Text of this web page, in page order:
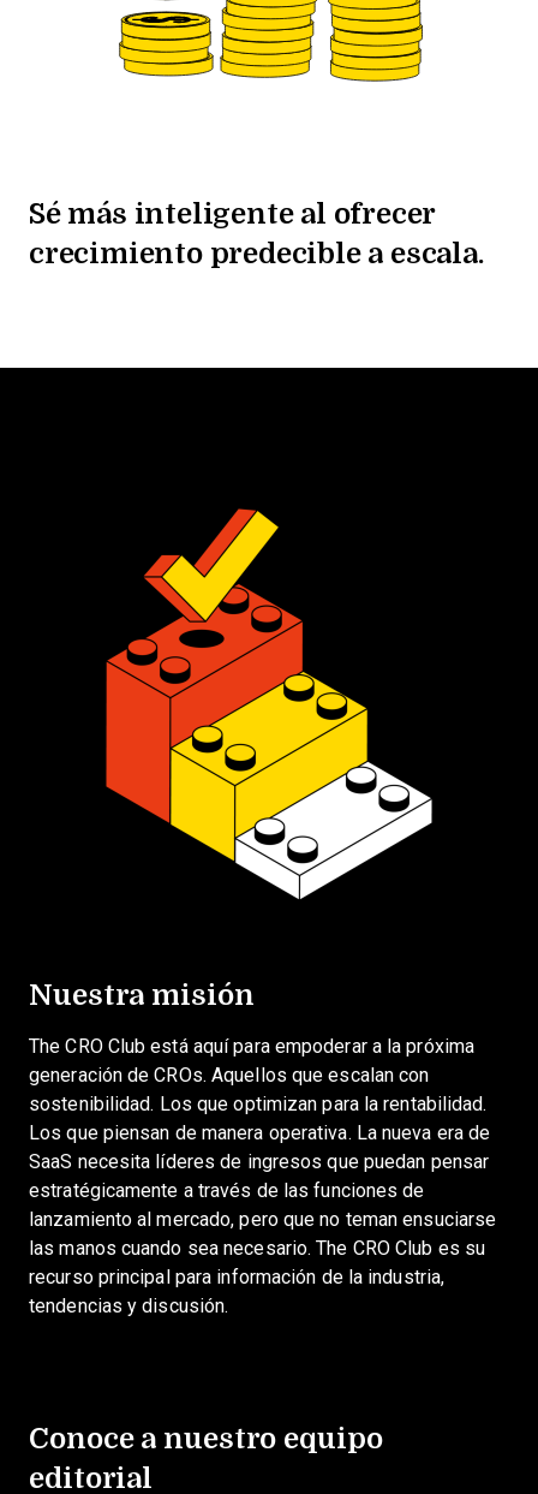
Sé más inteligente al ofrecer
crecimiento predecible a escala.
Nuestra misión
The CRO Club está aquí para empoderar a la próxima
generación de CROs. Aquellos que escalan con
sostenibilidad. Los que optimizan para la rentabilidad.
Los que piensan de manera operativa. La nueva era de
SaaS necesita líderes de ingresos que puedan pensar
estratégicamente a través de las funciones de
lanzamiento al mercado, pero que no teman ensuciarse
las manos cuando sea necesario. The CRO Club es su
recurso principal para información de la industria,
tendencias y discusión.
Conoce a nuestro equipo
editorial